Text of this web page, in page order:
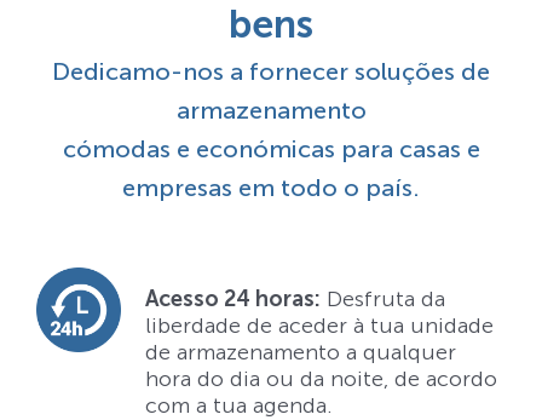
bens
Dedicamo-nos a fornecer soluções de
armazenamento
cómodas e económicas para casas e
empresas em todo o país.
Acesso 24 horas: Desfruta da
liberdade de aceder à tua unidade
de armazenamento a qualquer
hora do dia ou da noite, de acordo
com a tua agenda.